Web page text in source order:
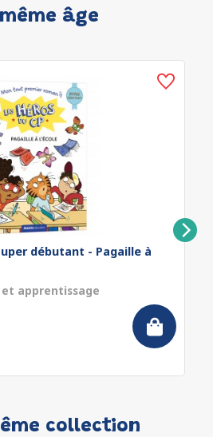
âge
débutant - Pagaille à
apprentissage
collection